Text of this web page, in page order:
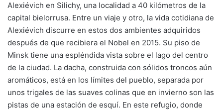
Alexiévich en Silichy, una localidad a 40 kilómetros de la
capital bielorrusa. Entre un viaje y otro, la vida cotidiana de
Alexiévich discurre en estos dos ambientes adquiridos
después de que recibiera el Nobel en 2015. Su piso de
Minsk tiene una espléndida vista sobre el lago del centro
de la ciudad. La dacha, construida con sólidos troncos aún
aromáticos, está en los límites del pueblo, separada por
unos trigales de las suaves colinas que en invierno son las
pistas de una estación de esquí. En este refugio, donde